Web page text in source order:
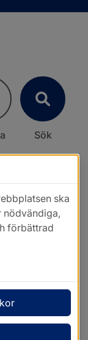
Sök
ska
nödvändiga,
förbättrad